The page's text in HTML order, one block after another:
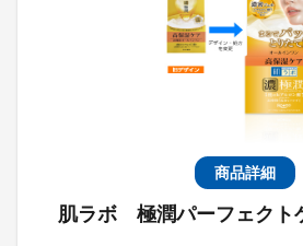
商品詳細
肌ラボ 極潤パーフェクト